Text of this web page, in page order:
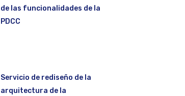
de las funcionalidades de la
PDCC
Servicio de rediseño de la
arquitectura de la